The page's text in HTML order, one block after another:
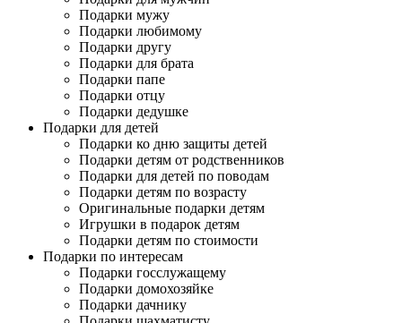
Подарки мужу
Подарки любимому
Подарки другу
Подарки для брата
Подарки папе
Подарки отцу
Подарки дедушке
Подарки для детей
Подарки ко дню защиты детей
Подарки детям от родственников
Подарки для детей по поводам
Подарки детям по возрасту
Оригинальные подарки детям
Игрушки в подарок детям
Подарки детям по стоимости
Подарки по интересам
Подарки госслужащему
Подарки домохозяйке
Подарки дачнику